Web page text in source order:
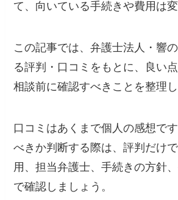
て、向いている手続きや費用は変
この記事では、弁護士法人・響
る評判・口コミをもとに、良い
相談前に確認すべきことを整理し
口コミはあくまで個人の感想で
べきか判断する際は、評判だけ
用、担当弁護士、手続きの方針
で確認しましょう。